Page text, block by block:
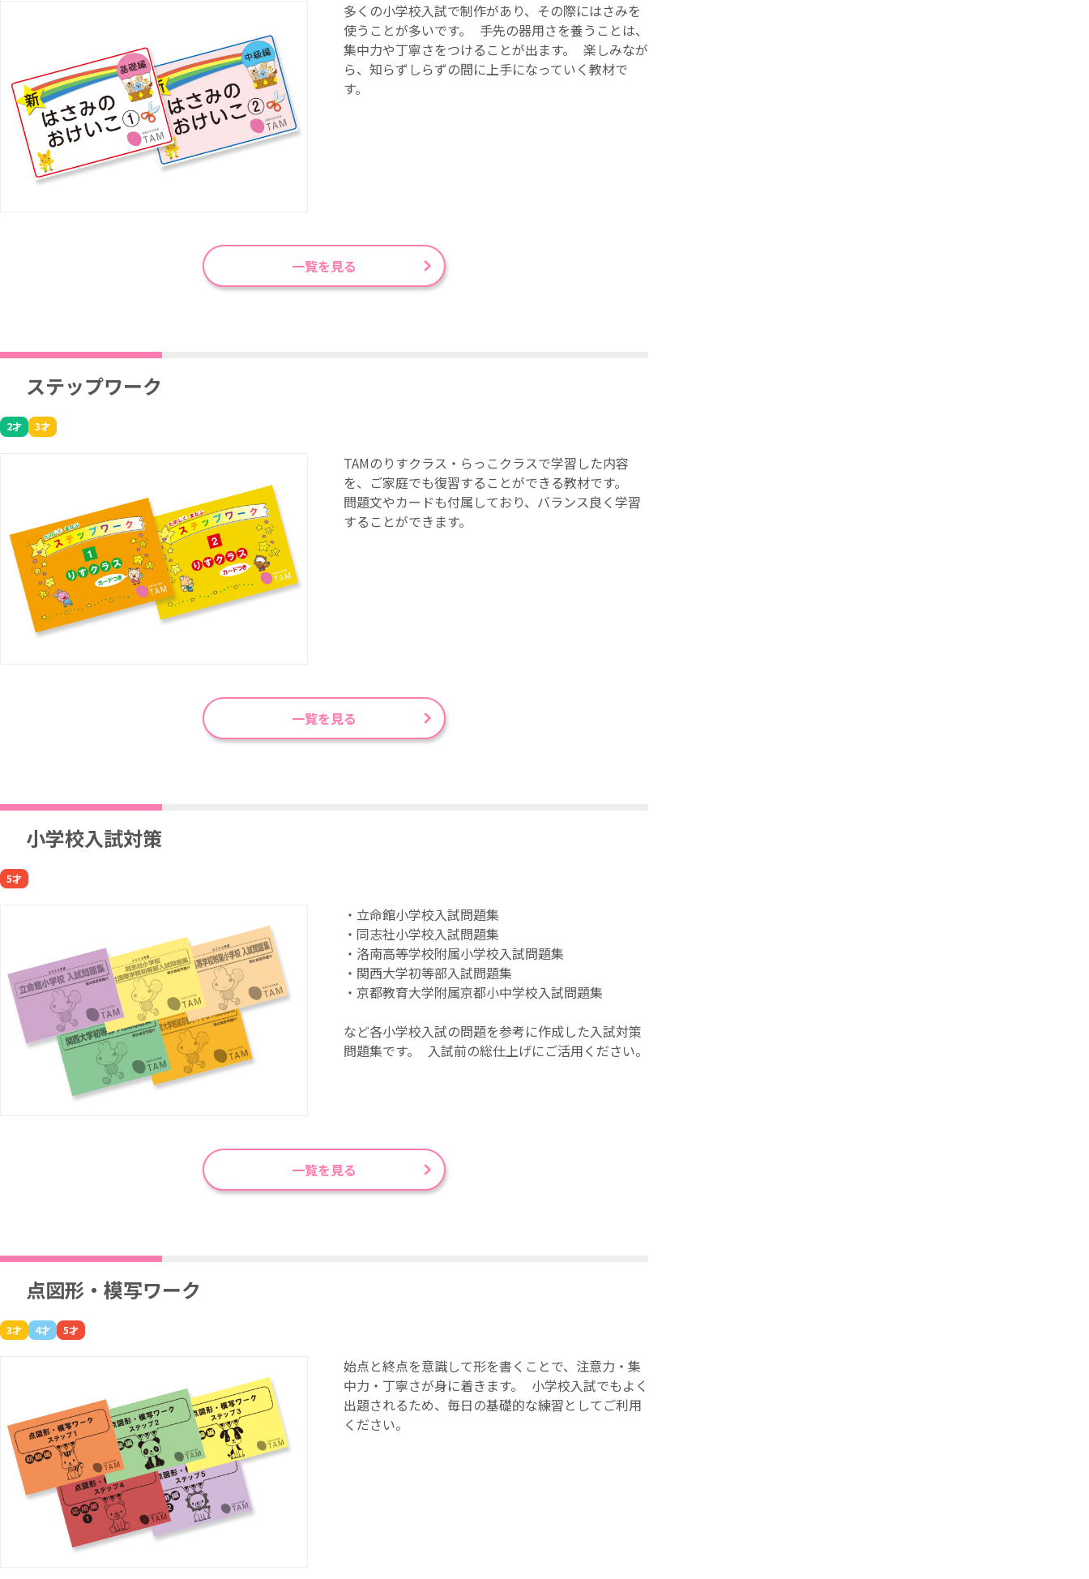
多くの小学校入試で制作があり、その際にはさみを
使うことが多いです。 手先の器用さを養うことは、
集中力や丁寧さをつけることが出ます。 楽しみなが
ら、知らずしらずの間に上手になっていく教材で
す。
一覧を見る
ステップワーク
2才 3才
TAMのりすクラス・らっこクラスで学習した内容
を、ご家庭でも復習することができる教材です。
問題文やカードも付属しており、バランス良く学習
することができます。
一覧を見る
小学校入試対策
5才
・立命館小学校入試問題集
・同志社小学校入試問題集
・洛南高等学校附属小学校入試問題集
・関西大学初等部入試問題集
・京都教育大学附属京都小中学校入試問題集
など各小学校入試の問題を参考に作成した入試対策
問題集です。 入試前の総仕上げにご活用ください。
一覧を見る
点図形・模写ワーク
3才 4才 5才
始点と終点を意識して形を書くことで、注意力・集
中力・丁寧さが身に着きます。 小学校入試でもよく
出題されるため、毎日の基礎的な練習としてご利用
ください。